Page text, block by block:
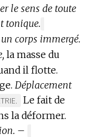
le sens de toute
tonique.
DE
DOMAINE
:
corps immergé.
la masse du
il flotte.
Déplacement
Le fait de
la déformer.
–